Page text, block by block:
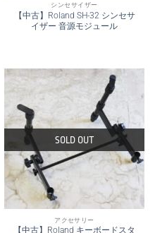
シンセサイザー
【中古】Roland SH-32 シンセサ
イザー 音源モジュール
SOLD OUT
アクセサリー
【中古】Roland キーボードスタ